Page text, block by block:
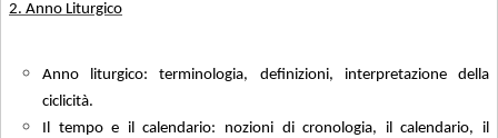
2. Anno Liturgico
Anno liturgico: terminologia, definizioni, interpretazione della
ciclicità.
Il tempo e il calendario: nozioni di cronologia, il calendario, il